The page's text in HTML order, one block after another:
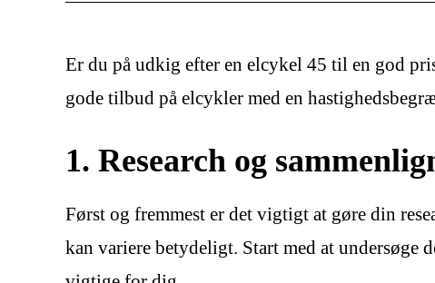
Er du på udkig efter en elcykel 45 til en god
gode tilbud på elcykler med en
1. Research og
Først og fremmest er det vigtigt at gøre din
kan variere betydeligt. Start med at